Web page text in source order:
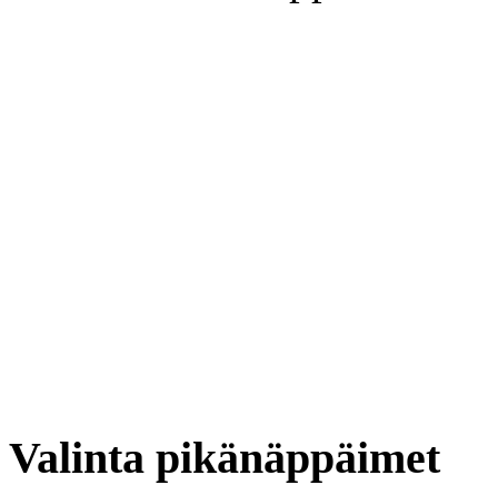
Valinta pikänäppäimet